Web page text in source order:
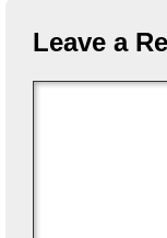
Leave a